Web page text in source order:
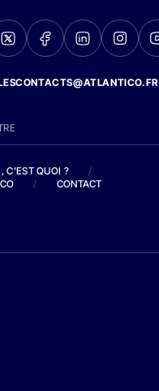
C'EST QUOI ?
/
/ CONTACT